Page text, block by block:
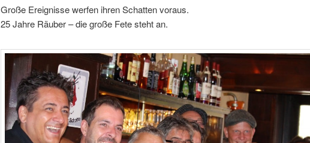
Große Ereignisse werfen ihren Schatten voraus.
25 Jahre Räuber – die große Fete steht an.